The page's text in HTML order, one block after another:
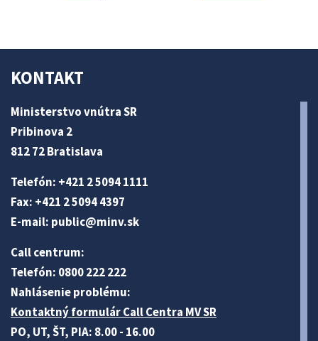
KONTAKT
Ministerstvo vnútra SR
Pribinova 2
812 72 Bratislava
Telefón: +421 2 5094 1111
Fax: +421 2 5094 4397
E-mail: public@minv.sk
Call centrum:
Telefón: 0800 222 222
Nahlásenie problému:
Kontaktný formulár Call Centra MV SR
PO, UT, ŠT, PIA: 8.00 - 16.00